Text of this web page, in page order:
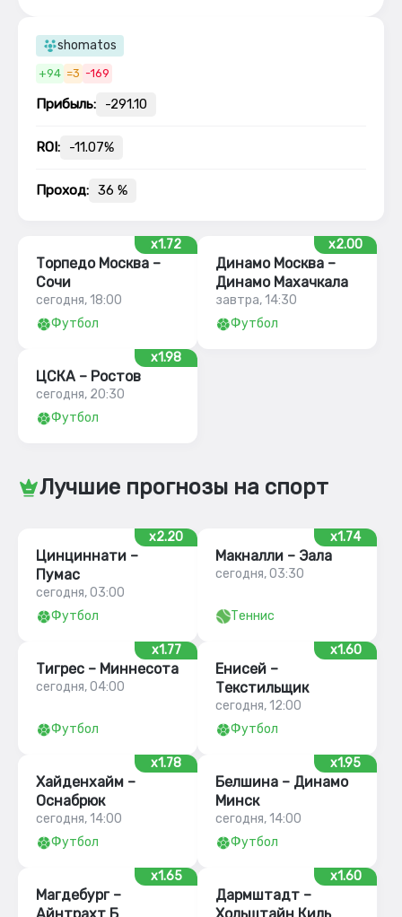
shomatos
+94 =3 -169
Прибыль: -291.10
ROI: -11.07%
Проход: 36 %
x1.72
Торпедо Москва –
Сочи
сегодня, 18:00
Футбол
x2.00
Динамо Москва –
Динамо Махачкала
завтра, 14:30
Футбол
x1.98
ЦСКА – Ростов
сегодня, 20:30
Футбол
Лучшие прогнозы на спорт
x2.20
Цинциннати –
Пумас
сегодня, 03:00
Футбол
x1.74
Макналли – Эала
сегодня, 03:30
Теннис
x1.77
Тигрес – Миннесота
сегодня, 04:00
Футбол
x1.60
Енисей –
Текстильщик
сегодня, 12:00
Футбол
x1.78
Хайденхайм –
Оснабрюк
сегодня, 14:00
Футбол
x1.95
Белшина – Динамо
Минск
сегодня, 14:00
Футбол
x1.65
Магдебург –
x1.60
Дармштадт –